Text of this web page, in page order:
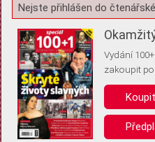
Žádost o souhlas s
Pro základní fungování webu
(tzv. cookies apod.). Rádi bychom
uložením volitelných informací:
Anonymní unikátní ID
Nejste přihlášen do
Vydání
zakoupit